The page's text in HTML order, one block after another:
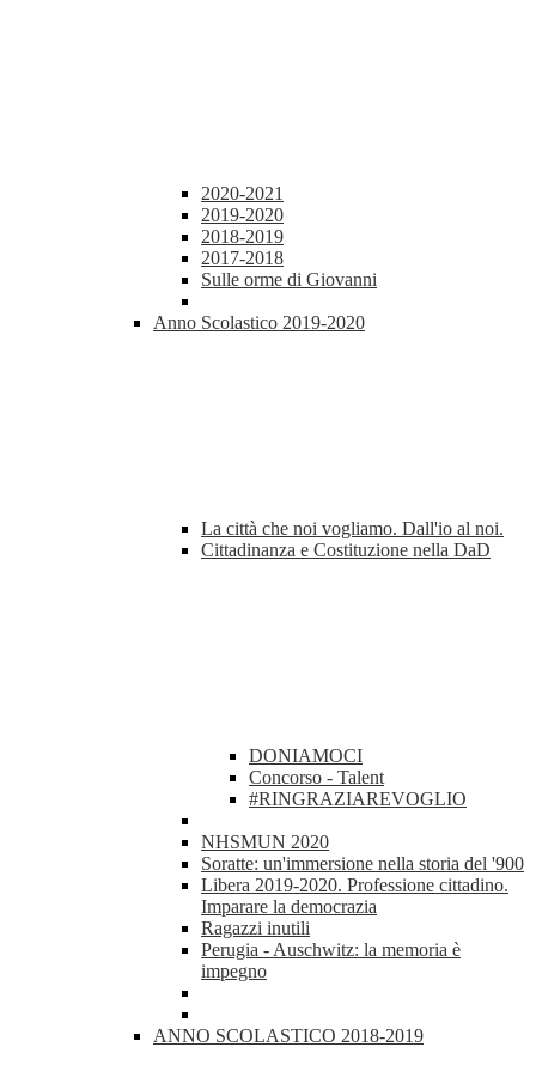
2020-2021
2019-2020
2018-2019
2017-2018
Sulle orme di Giovanni
Anno Scolastico 2019-2020
La città che noi vogliamo. Dall'io al noi.
Cittadinanza e Costituzione nella DaD
DONIAMOCI
Concorso - Talent
#RINGRAZIAREVOGLIO
NHSMUN 2020
Soratte: un'immersione nella storia del '900
Libera 2019-2020. Professione cittadino.
Imparare la democrazia
Ragazzi inutili
Perugia - Auschwitz: la memoria è
impegno
ANNO SCOLASTICO 2018-2019